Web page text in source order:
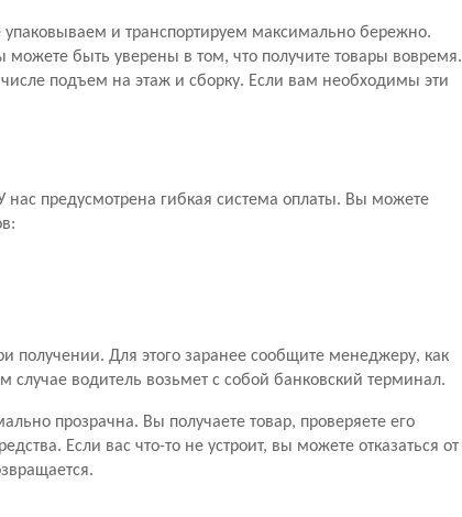
упаковываем и транспортируем максимально бережно.
быть уверены в том, что получите товары вовремя.
подъем на этаж и сборку. Если вам необходимы эти
предусмотрена гибкая система оплаты. Вы можете
получении. Для этого заранее сообщите менеджеру, как
водитель возьмет с собой банковский терминал.
прозрачна. Вы получаете товар, проверяете его
Если вас что-то не устроит, вы можете отказаться от